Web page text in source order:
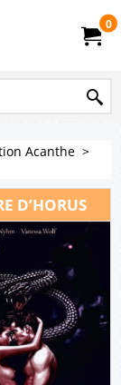
0
Acanthe >
D’HORUS